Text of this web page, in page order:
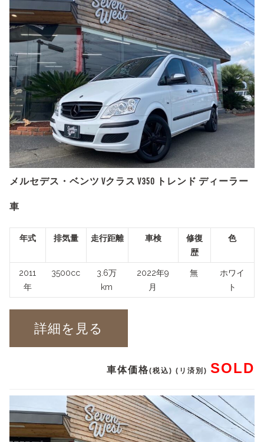
メルセデス・ベンツ Vクラス V350 トレンド ディーラー
車
年式 排気量 走行距離 車検
修復
歴
色
2011
年
3500cc
3.6万
km
2022年9
月
無
ホワイ
ト
詳細を見る
車体価格(税込) (リ済別)SOLD